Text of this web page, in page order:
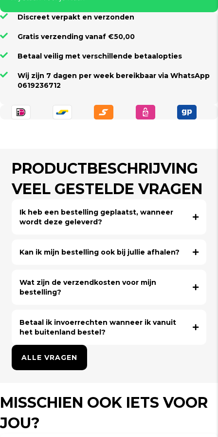
Discreet verpakt en verzonden
Gratis verzending vanaf €50,00
Betaal veilig met verschillende betaalopties
Wij zijn 7 dagen per week bereikbaar via WhatsApp
0619236712
PRODUCTBESCHRIJVING
VEEL GESTELDE VRAGEN
Ik heb een bestelling geplaatst, wanneer
wordt deze geleverd?
Kan ik mijn bestelling ook bij jullie afhalen?
Wat zijn de verzendkosten voor mijn
bestelling?
Betaal ik invoerrechten wanneer ik vanuit
het buitenland bestel?
ALLE VRAGEN
MISSCHIEN OOK IETS VOOR
JOU?